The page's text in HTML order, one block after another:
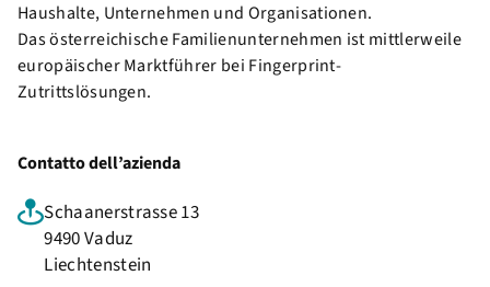
Haushalte, Unternehmen und Organisationen.
Das österreichische Familienunternehmen ist mittlerweile
europäischer Marktführer bei Fingerprint-
Zutrittslösungen.
Contatto dell’azienda
Schaanerstrasse 13
9490 Vaduz
Liechtenstein